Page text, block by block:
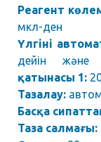
Реагент
мкл-ден
Үлгіні
дейін және
қатынасы 1:
Тазалау:
Басқа
Таза салмағы: